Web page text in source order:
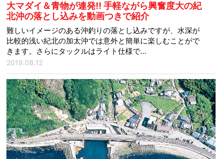
大マダイ＆青物が連発!! 手軽ながら興奮度大の紀
北沖の落とし込みを動画つきで紹介
難しいイメージのある沖釣りの落とし込みですが、水深が
比較的浅い紀北の加太沖では意外と簡単に楽しむことがで
きます。さらにタックルはライト仕様で…
2019.08.12